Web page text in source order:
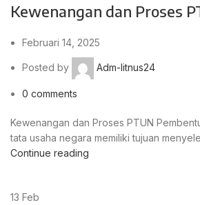
Kewenangan dan Proses
Februari 14, 2025
Posted by Adm-litnus24
0 comments
Kewenangan dan Proses PTUN
tata usaha negara memiliki tujuan
Continue reading
13 Feb